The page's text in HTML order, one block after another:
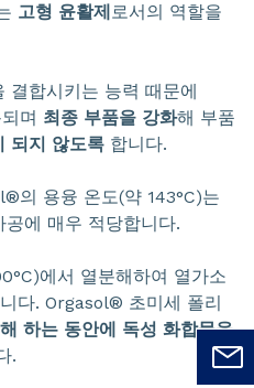
고형 윤활제로서의 역할을
결합시키는 능력 때문에
며 최종 부품을 강화해 부품
되지 않도록 합니다.
의 용융 온도(약 143°C)는
에 매우 적당합니다.
에서 열분해하여 열가소
다. Orgasol® 초미세 폴리
하는 동안에 독성 화합물을
.